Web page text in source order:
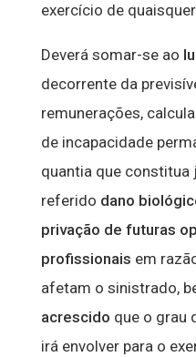
exercício de
Deverá somar-se ao
decorrente da
remunerações,
de incapacidade
quantia que
referido dano
privação de futuras
profissionais em
afetam o sinistrado,
acrescido que o grau
irá envolver para o